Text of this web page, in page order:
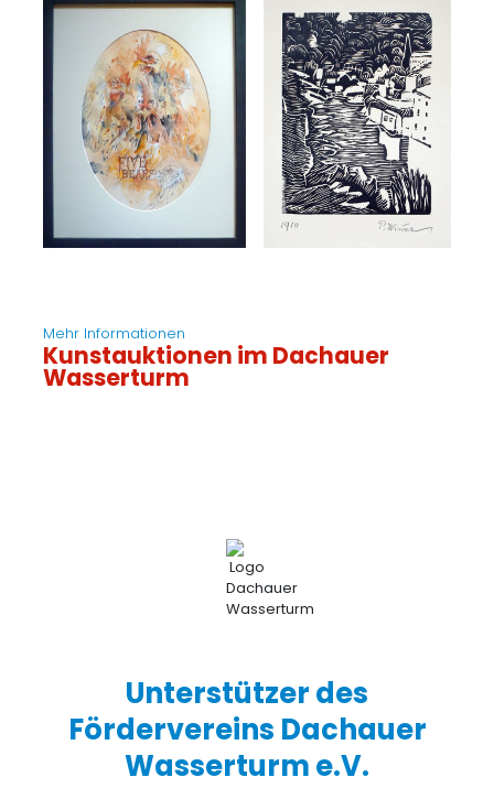
Mehr Informationen
Kunstauktionen im Dachauer
Wasserturm
Unterstützer des
Fördervereins Dachauer
Wasserturm e.V.